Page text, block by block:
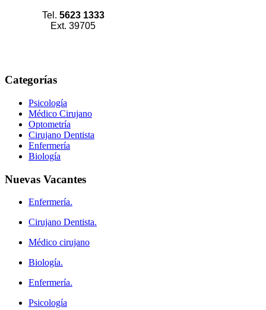
Tel. 5623 1333
Ext. 39705
Categorías
Psicología
Médico Cirujano
Optometría
Cirujano Dentista
Enfermería
Biología
Nuevas Vacantes
Enfermería.
Cirujano Dentista.
Médico cirujano
Biología.
Enfermería.
Psicología